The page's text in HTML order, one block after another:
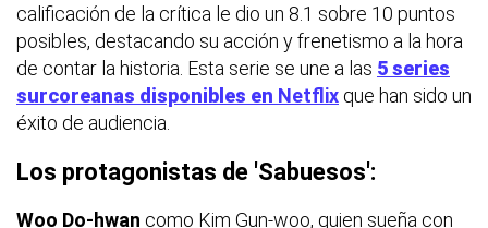
calificación de la crítica le dio un 8.1 sobre 10 puntos
posibles, destacando su acción y frenetismo a la hora
de contar la historia. Esta serie se une a las 5 series
surcoreanas disponibles en Netflix que han sido un
éxito de audiencia.
Los protagonistas de 'Sabuesos':
Woo Do-hwan como Kim Gun-woo, quien sueña con